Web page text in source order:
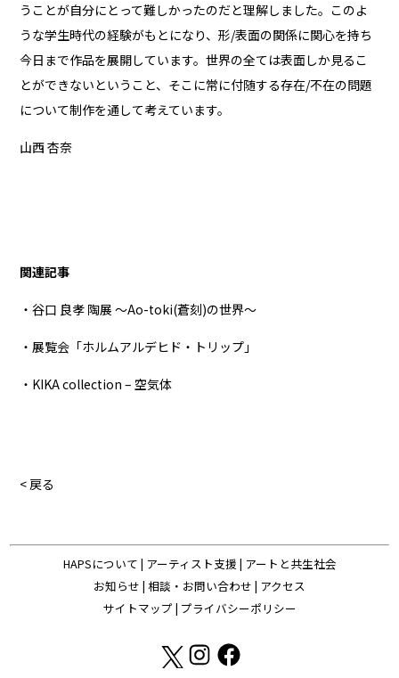
うことが自分にとって難しかったのだと理解しました。このよ
うな学生時代の経験がもとになり、形/表面の関係に関心を持ち
今日まで作品を展開しています。世界の全ては表面しか見るこ
とができないということ、そこに常に付随する存在/不在の問題
について制作を通して考えています。
山西 杏奈
関連記事
・谷口 良孝 陶展 ～Ao-toki(蒼刻)の世界～
・展覧会「ホルムアルデヒド・トリップ」
・KIKA collection – 空気体
< 戻る
HAPSについて | アーティスト支援 | アートと共生社会
お知らせ | 相談・お問い合わせ | アクセス
サイトマップ | プライバシーポリシー